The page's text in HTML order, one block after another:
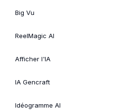
Big Vu
ReelMagic AI
Afficher l'IA
IA Gencraft
Idéogramme AI